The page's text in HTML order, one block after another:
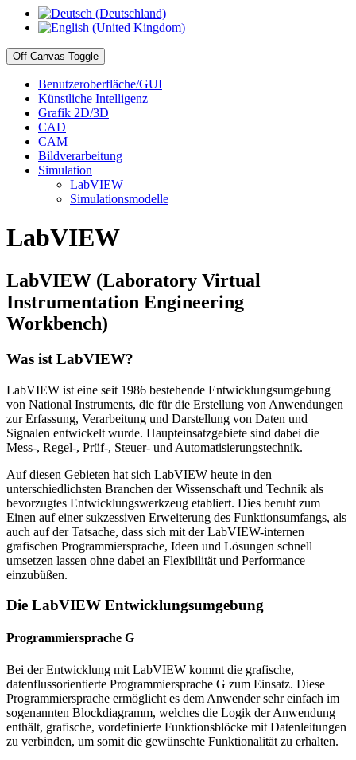
Off-Canvas Toggle
Benutzeroberfläche/GUI
Künstliche Intelligenz
Grafik 2D/3D
CAD
CAM
Bildverarbeitung
Simulation
LabVIEW
Simulationsmodelle
LabVIEW
LabVIEW (Laboratory Virtual
Instrumentation Engineering
Workbench)
Was ist LabVIEW?
LabVIEW ist eine seit 1986 bestehende Entwicklungsumgebung
von National Instruments, die für die Erstellung von Anwendungen
zur Erfassung, Verarbeitung und Darstellung von Daten und
Signalen entwickelt wurde. Haupteinsatzgebiete sind dabei die
Mess-, Regel-, Prüf-, Steuer- und Automatisierungstechnik.
Auf diesen Gebieten hat sich LabVIEW heute in den
unterschiedlichsten Branchen der Wissenschaft und Technik als
bevorzugtes Entwicklungswerkzeug etabliert. Dies beruht zum
Einen auf einer sukzessiven Erweiterung des Funktionsumfangs, als
auch auf der Tatsache, dass sich mit der LabVIEW-internen
grafischen Programmiersprache, Ideen und Lösungen schnell
umsetzen lassen ohne dabei an Flexibilität und Performance
einzubüßen.
Die LabVIEW Entwicklungsumgebung
Programmiersprache G
Bei der Entwicklung mit LabVIEW kommt die grafische,
datenflussorientierte Programmiersprache G zum Einsatz. Diese
Programmiersprache ermöglicht es dem Anwender sehr einfach im
sogenannten Blockdiagramm, welches die Logik der Anwendung
enthält, grafische, vordefinierte Funktionsblöcke mit Datenleitungen
zu verbinden, um somit die gewünschte Funktionalität zu erhalten.